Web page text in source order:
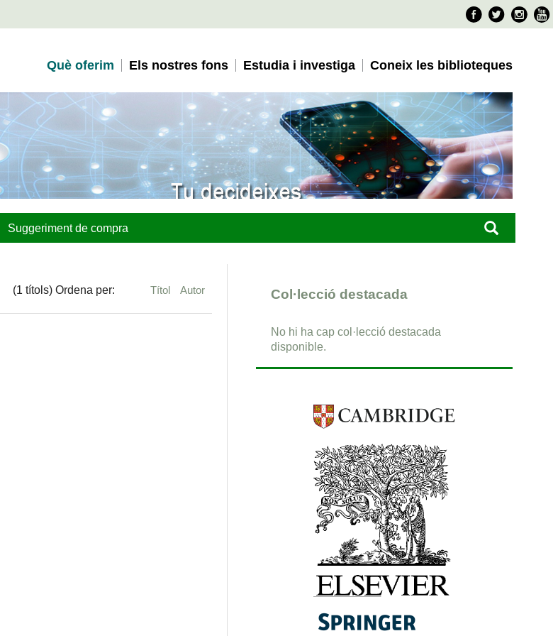
Twitter
Què oferim Els nostres fons Estudia i investiga Coneix les biblioteques
Suggeriment de compra
(1 títols) Ordena per: Títol Autor Col·lecció destacada
No hi ha cap col·lecció destacada
disponible.